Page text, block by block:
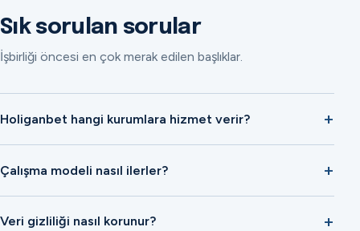
Sık sorulan sorular
İşbirliği öncesi en çok merak edilen başlıklar.
Holiganbet hangi kurumlara hizmet verir?
Çalışma modeli nasıl ilerler?
Veri gizliliği nasıl korunur?